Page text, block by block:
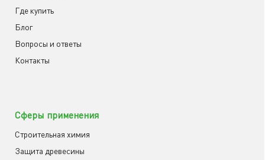
Где купить
Блог
Вопросы и ответы
Контакты
Сферы применения
Строительная химия
Защита древесины